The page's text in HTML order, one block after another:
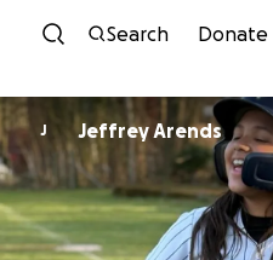
Skip to
Search Donate
J Jeffrey Arends